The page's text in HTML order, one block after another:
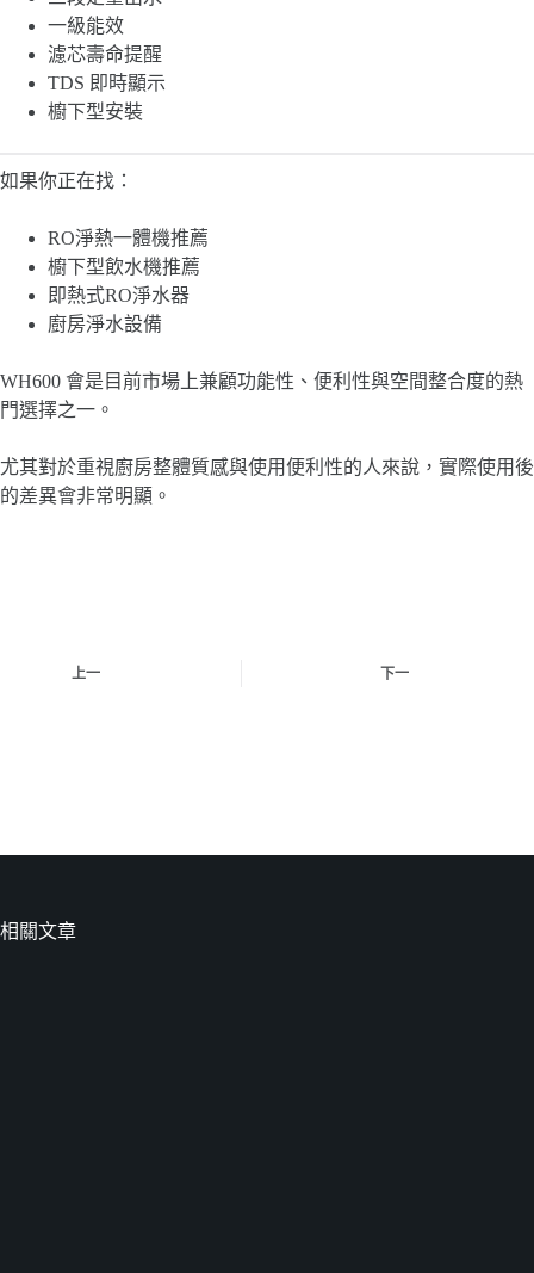
一級能效
濾芯壽命提醒
TDS 即時顯示
櫥下型安裝
如果你正在找：
RO淨熱一體機推薦
櫥下型飲水機推薦
即熱式RO淨水器
廚房淨水設備
WH600 會是目前市場上兼顧功能性、便利性與空間整合度的熱
門選擇之一。
尤其對於重視廚房整體質感與使用便利性的人來說，實際使用後
的差異會非常明顯。
上一 下一
相關文章